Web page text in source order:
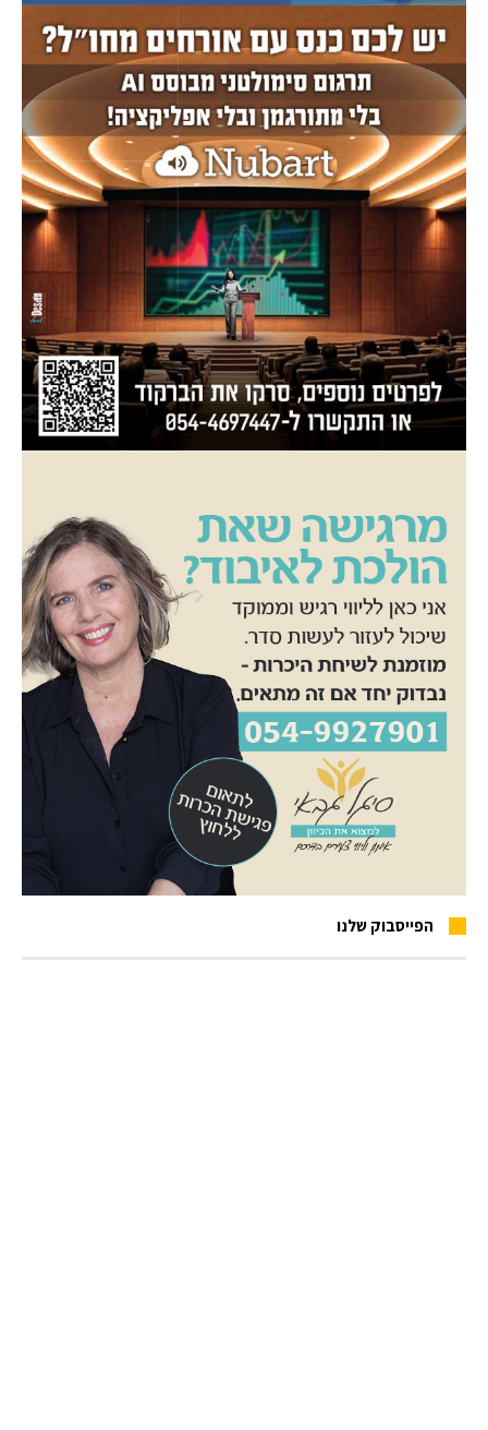
הפייסבוק שלנו